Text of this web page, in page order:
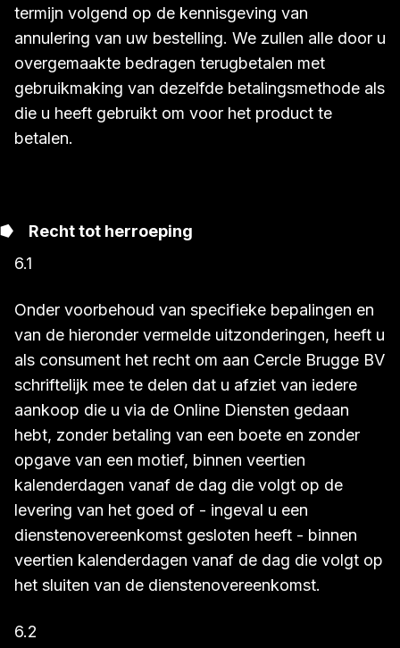
termijn volgend op de kennisgeving van
annulering van uw bestelling. We zullen alle door u
overgemaakte bedragen terugbetalen met
gebruikmaking van dezelfde betalingsmethode als
die u heeft gebruikt om voor het product te
betalen.
Recht tot herroeping
6.1
Onder voorbehoud van specifieke bepalingen en
van de hieronder vermelde uitzonderingen, heeft u
als consument het recht om aan Cercle Brugge BV
schriftelijk mee te delen dat u afziet van iedere
aankoop die u via de Online Diensten gedaan
hebt, zonder betaling van een boete en zonder
opgave van een motief, binnen veertien
kalenderdagen vanaf de dag die volgt op de
levering van het goed of - ingeval u een
dienstenovereenkomst gesloten heeft - binnen
veertien kalenderdagen vanaf de dag die volgt op
het sluiten van de dienstenovereenkomst.
6.2